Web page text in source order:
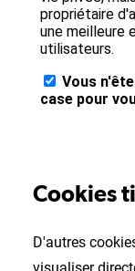
Cookies
D'autres